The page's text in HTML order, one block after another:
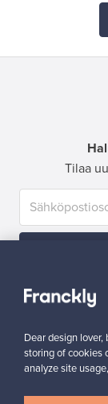
Tilaa
Aitoa
Dear design lover,
storing of cookies
analyze site